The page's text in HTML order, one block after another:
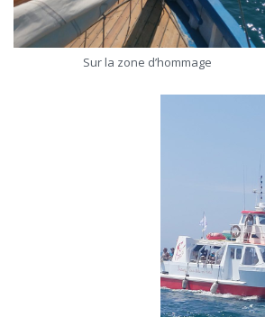
Sur la zone d’hommage